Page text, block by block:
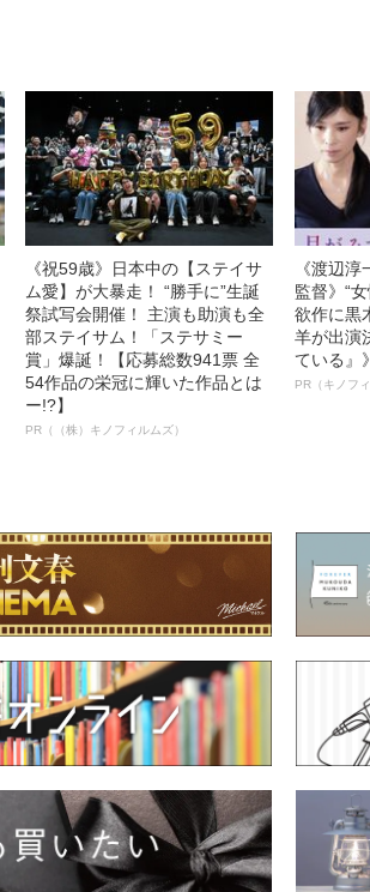
《祝59歳》日本中の【ステイサ
ム愛】が大暴走！ “勝手に”生誕
祭試写会開催！ 主演も助演も全
部ステイサム！「ステサミー
賞」爆誕！【応募総数941票 全
54作品の栄冠に輝いた作品とは
ー!?】
PR（（株）キノフィルムズ）
《渡辺
監督》“
欲作に黒
羊が出演
ている』》
PR（キノフィ